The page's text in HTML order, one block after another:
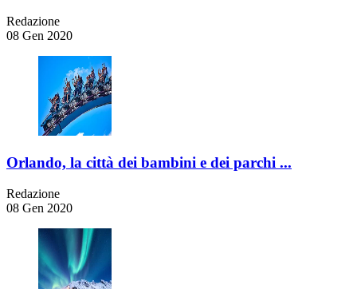
Redazione
08 Gen 2020
Orlando, la città dei bambini e dei parchi ...
Redazione
08 Gen 2020